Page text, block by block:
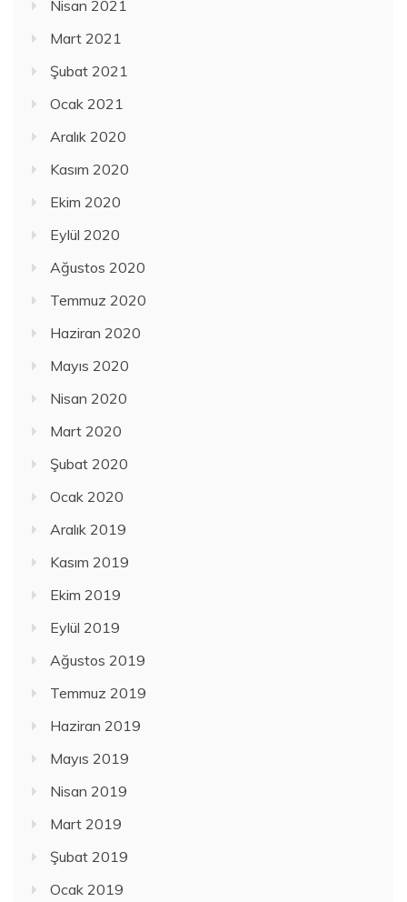
Nisan 2021
Mart 2021
Şubat 2021
Ocak 2021
Aralık 2020
Kasım 2020
Ekim 2020
Eylül 2020
Ağustos 2020
Temmuz 2020
Haziran 2020
Mayıs 2020
Nisan 2020
Mart 2020
Şubat 2020
Ocak 2020
Aralık 2019
Kasım 2019
Ekim 2019
Eylül 2019
Ağustos 2019
Temmuz 2019
Haziran 2019
Mayıs 2019
Nisan 2019
Mart 2019
Şubat 2019
Ocak 2019